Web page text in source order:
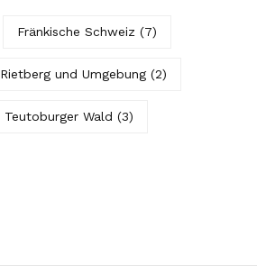
Fränkische Schweiz (7)
Rietberg und Umgebung (2)
Teutoburger Wald (3)